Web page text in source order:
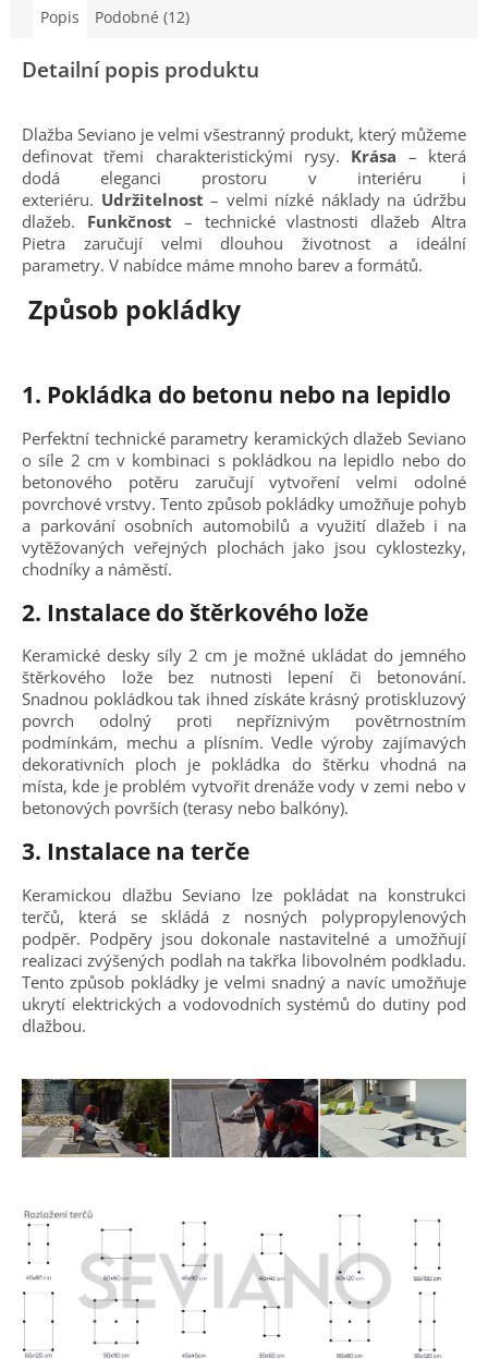
Popis Podobné (12)
Detailní popis produktu
Dlažba Seviano je velmi všestranný produkt, který můžeme
definovat třemi charakteristickými rysy. Krása – která
dodá eleganci prostoru v interiéru i
exteriéru. Udržitelnost – velmi nízké náklady na údržbu
dlažeb. Funkčnost – technické vlastnosti dlažeb Altra
Pietra zaručují velmi dlouhou životnost a ideální
parametry. V nabídce máme mnoho barev a formátů.
Způsob pokládky
1. Pokládka do betonu nebo na lepidlo
Perfektní technické parametry keramických dlažeb Seviano
o síle 2 cm v kombinaci s pokládkou na lepidlo nebo do
betonového potěru zaručují vytvoření velmi odolné
povrchové vrstvy. Tento způsob pokládky umožňuje pohyb
a parkování osobních automobilů a využití dlažeb i na
vytěžovaných veřejných plochách jako jsou cyklostezky,
chodníky a náměstí.
2. Instalace do štěrkového lože
Keramické desky síly 2 cm je možné ukládat do jemného
štěrkového lože bez nutnosti lepení či betonování.
Snadnou pokládkou tak ihned získáte krásný protiskluzový
povrch odolný proti nepříznivým povětrnostním
podmínkám, mechu a plísním. Vedle výroby zajímavých
dekorativních ploch je pokládka do štěrku vhodná na
místa, kde je problém vytvořit drenáže vody v zemi nebo v
betonových površích (terasy nebo balkóny).
3. Instalace na terče
Keramickou dlažbu Seviano lze pokládat na konstrukci
terčů, která se skládá z nosných polypropylenových
podpěr. Podpěry jsou dokonale nastavitelné a umožňují
realizaci zvýšených podlah na takřka libovolném podkladu.
Tento způsob pokládky je velmi snadný a navíc umožňuje
ukrytí elektrických a vodovodních systémů do dutiny pod
dlažbou.